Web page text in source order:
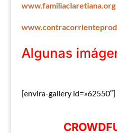
www.familiaclaretiana.org
Algunas
[envira-gallery id=»62550″]